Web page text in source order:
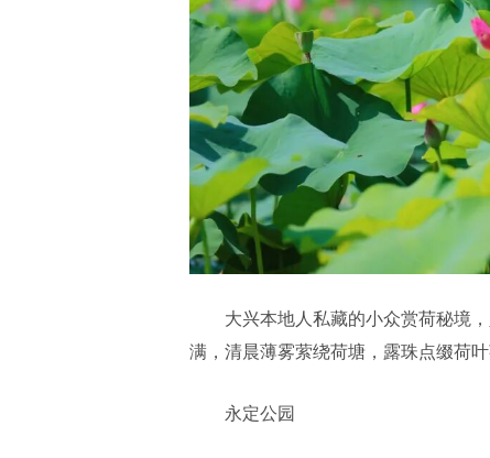
大兴本地人私藏的小众赏荷秘境
满，清晨薄雾萦绕荷塘，露珠点缀荷
永定公园